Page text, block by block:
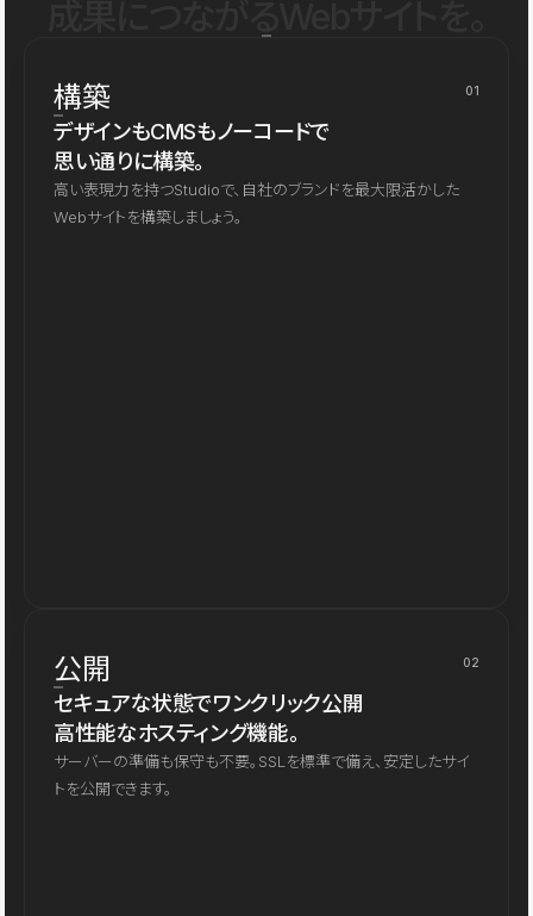
構築 01
デザインもCMSもノーコードで
思い通りに構築。
高い表現力を持つStudioで、自社のブランドを最大限活かした
Webサイトを構築しましょう。
公開 02
セキュアな状態でワンクリック公開
高性能なホスティング機能。
サーバーの準備も保守も不要。SSLを標準で備え、安定したサイ
トを公開できます。